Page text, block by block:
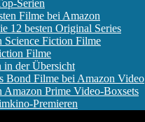
Serien
Filme bei Amazon
12 besten Original Series
Science Fiction Filme
Filme
in der Übersicht
Bond Filme bei Amazon Video
Amazon Prime Video-Boxsets
Premieren